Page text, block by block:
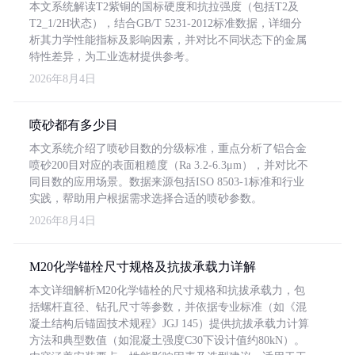
本文系统解读T2紫铜的国标硬度和抗拉强度（包括T2及
T2_1/2H状态），结合GB/T 5231-2012标准数据，详细分
析其力学性能指标及影响因素，并对比不同状态下的金属
特性差异，为工业选材提供参考。
2026年8月4日
喷砂都有多少目
本文系统介绍了喷砂目数的分级标准，重点分析了铝合金
喷砂200目对应的表面粗糙度（Ra 3.2-6.3μm），并对比不
同目数的应用场景。数据来源包括ISO 8503-1标准和行业
实践，帮助用户根据需求选择合适的喷砂参数。
2026年8月4日
M20化学锚栓尺寸规格及抗拔承载力详解
本文详细解析M20化学锚栓的尺寸规格和抗拔承载力，包
括螺杆直径、钻孔尺寸等参数，并依据专业标准（如《混
凝土结构后锚固技术规程》JGJ 145）提供抗拔承载力计算
方法和典型数值（如混凝土强度C30下设计值约80kN）。